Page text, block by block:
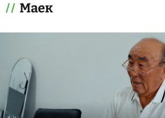
Маек